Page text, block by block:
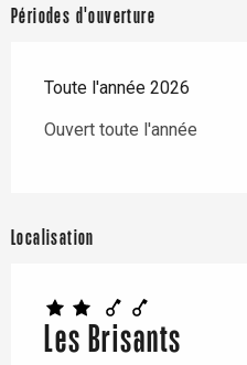
Périodes d'ouverture
Toute l'année 2026
Ouvert toute l'année
Localisation
Les Brisants